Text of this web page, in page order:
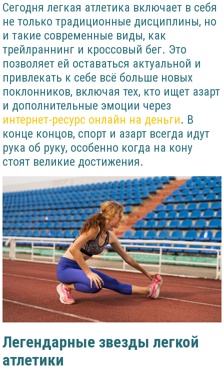
Сегодня легкая атлетика включает в себя
не только традиционные дисциплины, но
и такие современные виды, как
трейлраннинг и кроссовый бег. Это
позволяет ей оставаться актуальной и
привлекать к себе всё больше новых
поклонников, включая тех, кто ищет азарт
и дополнительные эмоции через
интернет-ресурс онлайн на деньги. В
конце концов, спорт и азарт всегда идут
рука об руку, особенно когда на кону
стоят великие достижения.
Легендарные звезды легкой
атлетики